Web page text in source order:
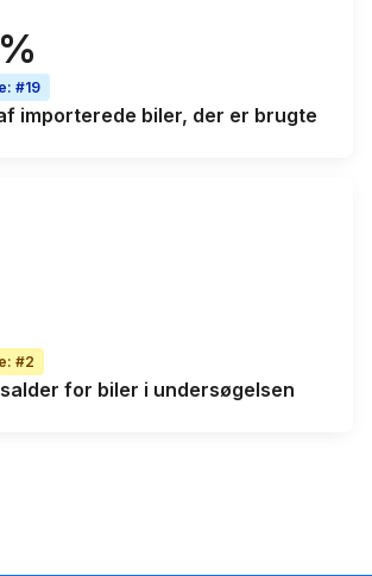
: #19
importerede biler, der er brugte
: #2
for biler i undersøgelsen